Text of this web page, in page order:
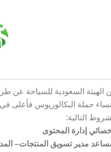
حملة البكالوريوس فأعلى
التالية:
إدارة المحتوى
مدير تسويق المنتجات–